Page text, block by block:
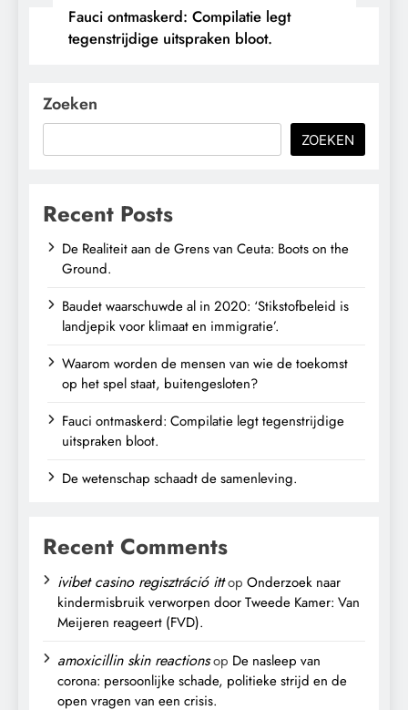
Fauci ontmaskerd: Compilatie legt
tegenstrijdige uitspraken bloot.
Zoeken
ZOEKEN
Recent Posts
De Realiteit aan de Grens van Ceuta: Boots on the
Ground.
Baudet waarschuwde al in 2020: ‘Stikstofbeleid is
landjepik voor klimaat en immigratie’.
Waarom worden de mensen van wie de toekomst
op het spel staat, buitengesloten?
Fauci ontmaskerd: Compilatie legt tegenstrijdige
uitspraken bloot.
De wetenschap schaadt de samenleving.
Recent Comments
ivibet casino regisztráció ittop Onderzoek naar
kindermisbruik verworpen door Tweede Kamer: Van
Meijeren reageert (FVD).
amoxicillin skin reactionsop De nasleep van
corona: persoonlijke schade, politieke strijd en de
open vragen van een crisis.